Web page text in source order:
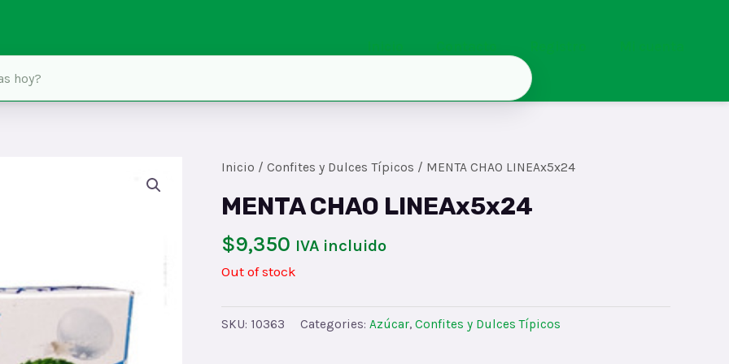
Inicio / Confites y Dulces Típicos / MENTA CHAO LINEAx5x24
MENTA CHAO LINEAx5x24
$9,350 IVA incluido
Out of stock
SKU: 10363 Categories: Azúcar, Confites y Dulces Típicos